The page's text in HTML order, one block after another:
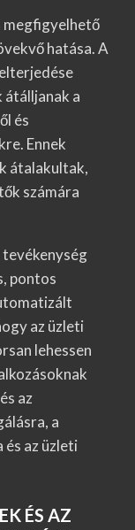
megfigyelhető
hatása. A
a
és
Ennek
átalakultak,
számára
pontos
az üzleti
lehessen
az
a
az üzleti
ÉS AZ